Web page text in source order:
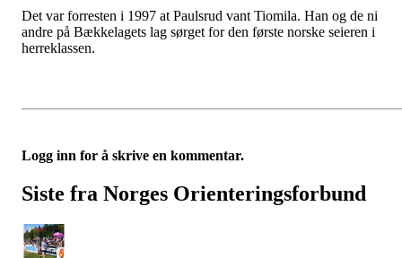
Det var forresten i 1997 at Paulsrud vant Tiomila. Han og de ni
andre på Bækkelagets lag sørget for den første norske seieren i
herreklassen.
Logg inn for å skrive en kommentar.
Siste fra Norges Orienteringsforbund